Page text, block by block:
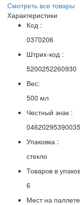
Смотреть все товары
Характеристики
Код :
0370206
Штрих-код :
5200252260930
Вес:
500 мл
Честный знак :
04620295390035
Упаковка :
стекло
Товаров в
6
Мест на